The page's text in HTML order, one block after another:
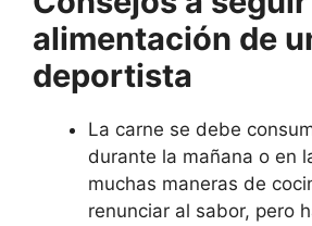
alimentación de
deportista
La carne se debe
durante la mañana o en
muchas maneras de
renunciar al sabor, pero